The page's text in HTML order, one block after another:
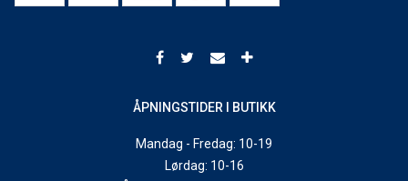
ÅPNINGSTIDER I BUTIKK
Mandag - Fredag: 10-19
Lørdag: 10-16